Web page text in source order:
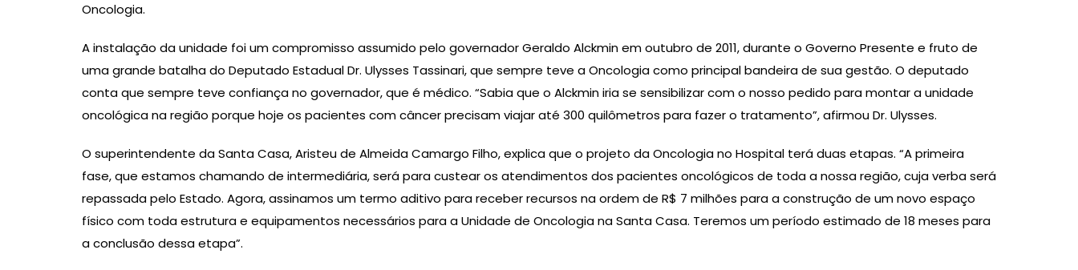
Oncologia.
A instalação da unidade foi um compromisso assumido pelo governador Geraldo Alckmin em outubro de 2011, durante o Governo Presente e fruto de
uma grande batalha do Deputado Estadual Dr. Ulysses Tassinari, que sempre teve a Oncologia como principal bandeira de sua gestão. O deputado
conta que sempre teve confiança no governador, que é médico. “Sabia que o Alckmin iria se sensibilizar com o nosso pedido para montar a unidade
oncológica na região porque hoje os pacientes com câncer precisam viajar até 300 quilômetros para fazer o tratamento”, afirmou Dr. Ulysses.
O superintendente da Santa Casa, Aristeu de Almeida Camargo Filho, explica que o projeto da Oncologia no Hospital terá duas etapas. “A primeira
fase, que estamos chamando de intermediária, será para custear os atendimentos dos pacientes oncológicos de toda a nossa região, cuja verba será
repassada pelo Estado. Agora, assinamos um termo aditivo para receber recursos na ordem de R$ 7 milhões para a construção de um novo espaço
físico com toda estrutura e equipamentos necessários para a Unidade de Oncologia na Santa Casa. Teremos um período estimado de 18 meses para
a conclusão dessa etapa”.